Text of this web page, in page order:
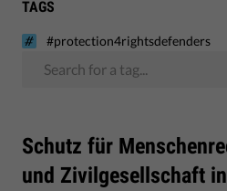
TAGS
#protection4rightsdefenders
Search for a tag...
Schutz für
und Zivilgesellschaft